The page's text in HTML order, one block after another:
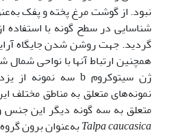
نبود. از گوشت مرغ پخته و پفک
گردید. جهت روشن شدن جایگاه
همچنین ارتباط آنها با نواحی
نمونه‌های متعلق به مناطق مختلف
متعلق به سه گونه دیگر این جنس
Talpa caucasicaبه‌عنوان برون